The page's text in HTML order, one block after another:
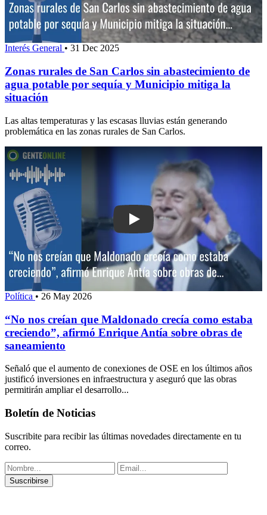
Interés General • 31 Dec 2025
Zonas rurales de San Carlos sin abastecimiento de
agua potable por sequía y Municipio mitiga la
situación
Las altas temperaturas y las escasas lluvias están generando
problemática en las zonas rurales de San Carlos.
Play: “No nos creían que Maldonado
Política • 26 May 2026
“No nos creían que Maldonado crecía como estaba
creciendo”, afirmó Enrique Antía sobre obras de
saneamiento
Señaló que el aumento de conexiones de OSE en los últimos años
justificó inversiones en infraestructura y aseguró que las obras
permitirán ampliar el desarrollo...
Boletín de Noticias
Suscribite para recibir las últimas novedades directamente en tu
correo.
Suscribirse